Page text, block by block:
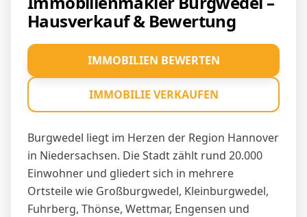
Hausverkauf & Bewertung
Burgwedel liegt im Herzen der Region Hannover
in Niedersachsen. Die Stadt zählt rund 20.000
Einwohner und gliedert sich in mehrere
Ortsteile wie Großburgwedel, Kleinburgwedel,
Fuhrberg, Thönse, Wettmar, Engensen und
IMMOBILIEN BEWERTEN
IMMOBILIE VERKAUFEN